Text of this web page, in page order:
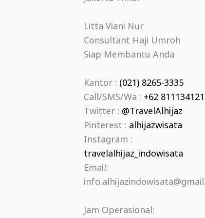
Litta Viani Nur
Consultant Haji Umroh
Siap Membantu Anda
Kantor : (021) 8265-3335
Call/SMS/Wa : +62
Twitter : @TravelAlhijaz
Pinterest : alhijazwisata
Instagram :
travelalhijaz_indowisata
Email:
Jam Operasional: